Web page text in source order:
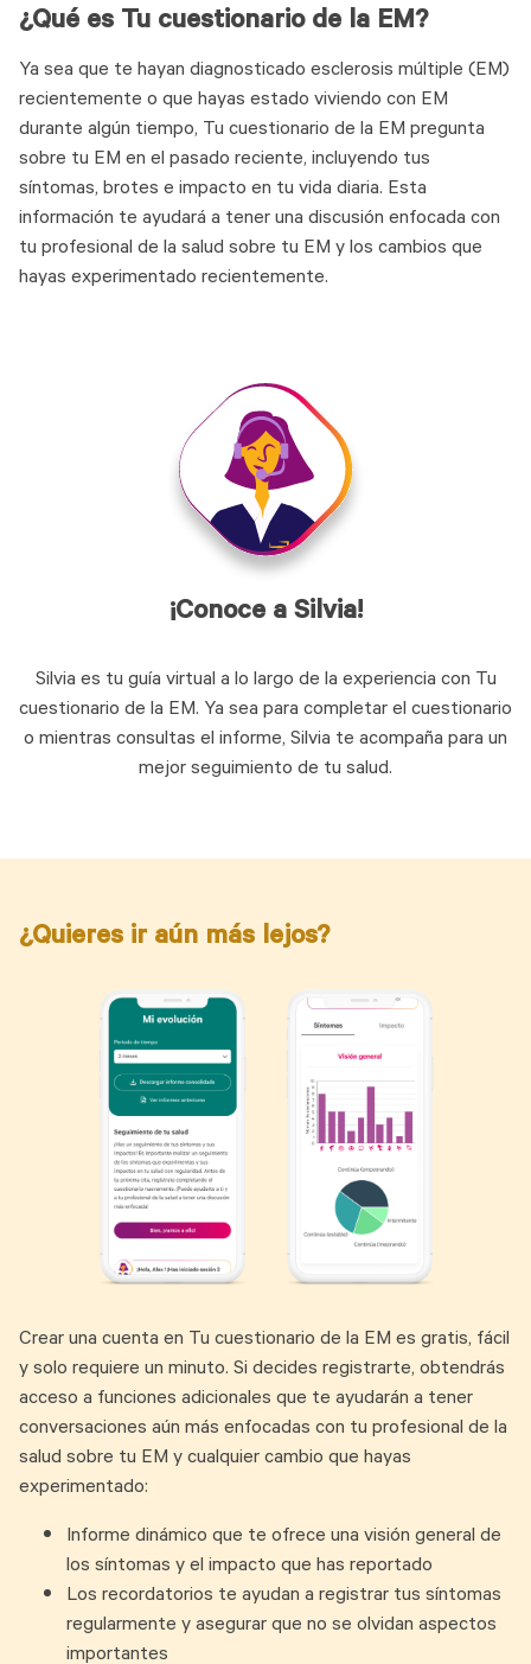
¿Qué es Tu cuestionario de la EM?
Ya sea que te hayan diagnosticado esclerosis múltiple (EM)
recientemente o que hayas estado viviendo con EM
durante algún tiempo, Tu cuestionario de la EM pregunta
sobre tu EM en el pasado reciente, incluyendo tus
síntomas, brotes e impacto en tu vida diaria. Esta
información te ayudará a tener una discusión enfocada con
tu profesional de la salud sobre tu EM y los cambios que
hayas experimentado recientemente.
¡Conoce a Silvia!
Silvia es tu guía virtual a lo largo de la experiencia con Tu
cuestionario de la EM. Ya sea para completar el cuestionario
o mientras consultas el informe, Silvia te acompaña para un
mejor seguimiento de tu salud.
¿Quieres ir aún más lejos?
Crear una cuenta en Tu cuestionario de la EM es gratis, fácil
y solo requiere un minuto. Si decides registrarte, obtendrás
acceso a funciones adicionales que te ayudarán a tener
conversaciones aún más enfocadas con tu profesional de la
salud sobre tu EM y cualquier cambio que hayas
experimentado:
Informe dinámico que te ofrece una visión general de
los síntomas y el impacto que has reportado
Los recordatorios te ayudan a registrar tus síntomas
regularmente y asegurar que no se olvidan aspectos
importantes